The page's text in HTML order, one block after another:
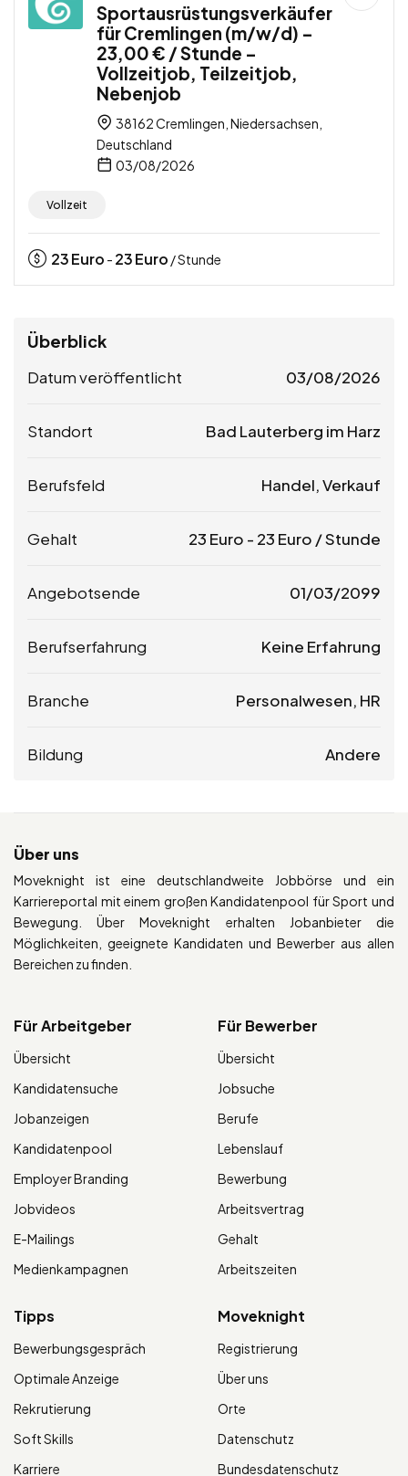
Sportausrüstungsverkäufer
für Cremlingen (m/w/d) –
23,00 € / Stunde –
Vollzeitjob, Teilzeitjob,
Nebenjob
38162 Cremlingen, Niedersachsen,
Deutschland
03/08/2026
Vollzeit
23Euro - 23Euro / Stunde
Überblick
Datum veröffentlicht 03/08/2026
Standort Bad Lauterberg im Harz
Berufsfeld Handel, Verkauf
Gehalt 23 Euro - 23 Euro / Stunde
Angebotsende 01/03/2099
Berufserfahrung Keine Erfahrung
Branche Personalwesen, HR
Bildung Andere
Über uns
Moveknight ist eine deutschlandweite Jobbörse und ein
Karriereportal mit einem großen Kandidatenpool für Sport und
Bewegung. Über Moveknight erhalten Jobanbieter die
Möglichkeiten, geeignete Kandidaten und Bewerber aus allen
Bereichen zu finden.
Für Arbeitgeber
Übersicht
Kandidatensuche
Jobanzeigen
Kandidatenpool
Employer Branding
Jobvideos
E-Mailings
Medienkampagnen
Für Bewerber
Übersicht
Jobsuche
Berufe
Lebenslauf
Bewerbung
Arbeitsvertrag
Gehalt
Arbeitszeiten
Tipps
Bewerbungsgespräch
Optimale Anzeige
Rekrutierung
Soft Skills
Karriere
Moveknight
Registrierung
Über uns
Orte
Datenschutz
Bundesdatenschutz